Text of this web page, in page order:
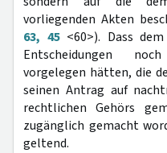
vorliegenden Akten
63, 45<60>). Dass
Entscheidungen
vorgelegen hätten, die
seinen Antrag auf
rechtlichen Gehörs
zugänglich gemacht
geltend.